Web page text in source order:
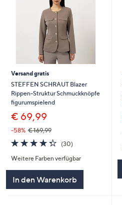
Versand gratis
STEFFEN SCHRAUT Blazer
Rippen-Struktur Schmuckknöpfe
figurumspielend
€ 69,99
-58% € 169,99
4.3
von
5
(30)
Weitere Farben verfügbar
In den Warenkorb